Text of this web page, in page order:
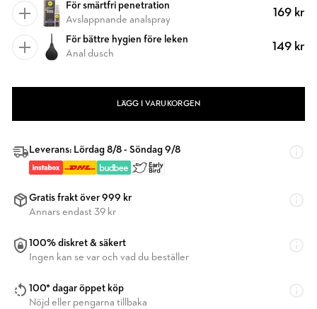
För smärtfri penetration
Avslappnande analspray
169 kr
För bättre hygien före leken
Anal dusch
149 kr
LÄGG I VARUKORGEN
Leverans: Lördag 8/8 - Söndag 9/8
Gratis frakt över 999 kr
Annars endast 39 kr
100% diskret & säkert
Ingen kan se var och vad du beställer
100* dagar öppet köp
Nöjd eller pengarna tillbaka